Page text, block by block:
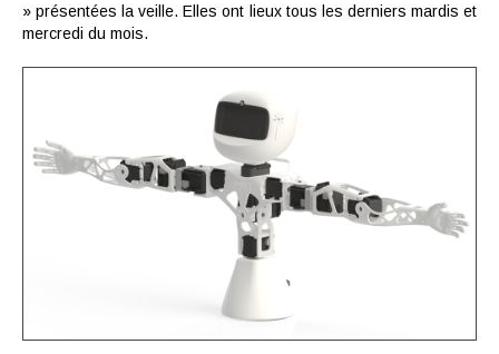
» présentées la veille.Elles ont lieux tous les derniers mardis et
mercredi du mois.